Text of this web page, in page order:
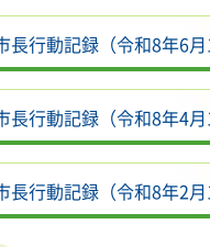
長行動記録（令和8年6月
長行動記録（令和8年4月
長行動記録（令和8年2月